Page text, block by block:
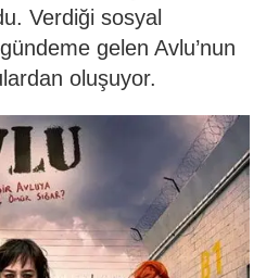
Verdiği sosyal
gelen Avlu’nun
oluşuyor.